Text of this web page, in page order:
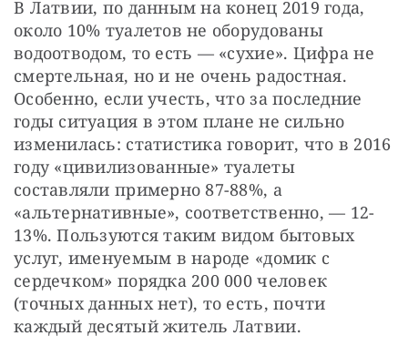
В Латвии, по данным на конец 2019 года,
около 10% туалетов не оборудованы
водоотводом, то есть — «сухие». Цифра не
смертельная, но и не очень радостная.
Особенно, если учесть, что за последние
годы ситуация в этом плане не сильно
изменилась: статистика говорит, что в 2016
году «цивилизованные» туалеты
составляли примерно 87-88%, а
«альтернативные», соответственно, — 12-
13%. Пользуются таким видом бытовых
услуг, именуемым в народе «домик с
сердечком» порядка 200 000 человек
(точных данных нет), то есть, почти
каждый десятый житель Латвии.